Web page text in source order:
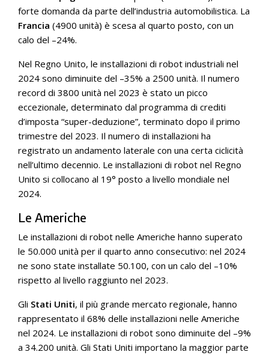
forte domanda da parte dell’industria automobilistica. La
Francia (4900 unità) è scesa al quarto posto, con un
calo del –24%.
Nel Regno Unito, le installazioni di robot industriali nel
2024 sono diminuite del –35% a 2500 unità. Il numero
record di 3800 unità nel 2023 è stato un picco
eccezionale, determinato dal programma di crediti
d’imposta “super-deduzione”, terminato dopo il primo
trimestre del 2023. Il numero di installazioni ha
registrato un andamento laterale con una certa ciclicità
nell’ultimo decennio. Le installazioni di robot nel Regno
Unito si collocano al 19° posto a livello mondiale nel
2024.
Le Americhe
Le installazioni di robot nelle Americhe hanno superato
le 50.000 unità per il quarto anno consecutivo: nel 2024
ne sono state installate 50.100, con un calo del –10%
rispetto al livello raggiunto nel 2023.
Gli Stati Uniti, il più grande mercato regionale, hanno
rappresentato il 68% delle installazioni nelle Americhe
nel 2024. Le installazioni di robot sono diminuite del –9%
a 34.200 unità. Gli Stati Uniti importano la maggior parte